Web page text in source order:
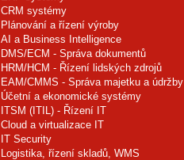
CRM systémy
Plánování a řízení výroby
AI a Business Intelligence
DMS/ECM - Správa dokumentů
HRM/HCM - Řízení lidských zdrojů
EAM/CMMS - Správa majetku a údržby
Účetní a ekonomické systémy
ITSM (ITIL) - Řízení IT
Cloud a virtualizace IT
IT Security
Logistika, řízení skladů, WMS